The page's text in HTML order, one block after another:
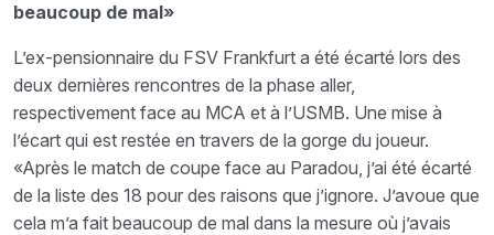
beaucoup de mal»
L’ex-pensionnaire du FSV Frankfurt a été écarté lors des
deux dernières rencontres de la phase aller,
respectivement face au MCA et à l’USMB. Une mise à
l’écart qui est restée en travers de la gorge du joueur.
«Après le match de coupe face au Paradou, j’ai été écarté
de la liste des 18 pour des raisons que j’ignore. J’avoue que
cela m’a fait beaucoup de mal dans la mesure où j’avais